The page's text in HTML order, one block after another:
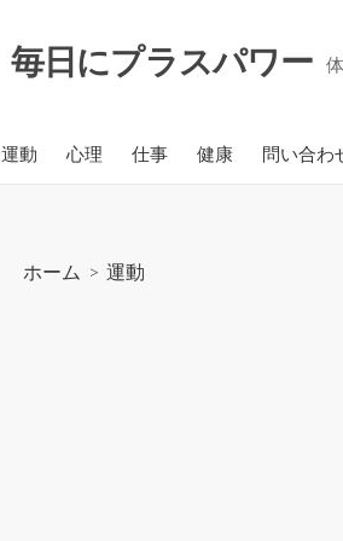
毎日にプラスパワー
運動 心理 仕事 健康 問い合わ
ホーム > 運動